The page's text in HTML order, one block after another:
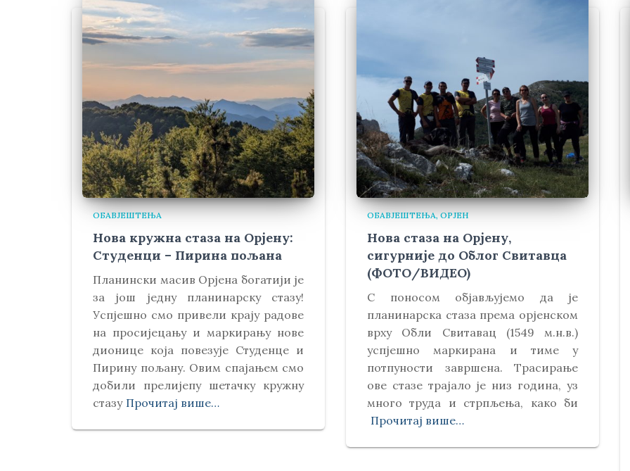
ОБАВЈЕШТЕЊА
Нова кружна стаза на Орјену:
Студенци – Пирина пољана
Планински масив Орјена богатији је
за још једну планинарску стазу!
Успјешно смо привели крају радове
на просијецању и маркирању нове
дионице која повезује Студенце и
Пирину пољану. Овим спајањем смо
добили прелијепу шетачку кружну
стазу Прочитај више…
ОБАВЈЕШТЕЊА ОРЈЕН
Нова стаза на Орјену,
сигурније до Облог Свитавца
(ФОТО/ВИДЕО)
С поносом објављујемо да је
планинарска стаза према орјенском
врху Обли Свитавaц (1549 м.н.в.)
успјешно маркирана и тиме у
потпуности завршена. Трасирање
ове стазе трајало је низ година, уз
много труда и стрпљења, како би
Прочитај више…